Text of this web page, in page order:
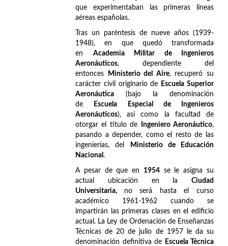
que experimentaban las primeras líneas
aéreas españolas.
Tras un paréntesis de nueve años (1939-
1948), en que quedó transformada
en Academia Militar de Ingenieros
Aeronáuticos, dependiente del
entonces
Ministerio del Aire, recuperó su
carácter civil originario de
Escuela Superior
Aeronáutica (bajo la denominación
de
Escuela Especial de Ingenieros
Aeronáuticos), así como la facultad de
otorgar el título de
Ingeniero Aeronáutico,
pasando a depender, como el resto de las
ingenierías, del
Ministerio de Educación
Nacional .
A pesar de que en 1954se le asigna su
actual ubicación en la Ciudad
Universitaria, no será hasta el curso
académico 1961-1962 cuando se
impartirán las primeras clases en el edificio
actual. La Ley de Ordenación de Enseñanzas
Técnicas de 20 de julio de 1957 le da su
denominación definitiva de
Escuela Técnica